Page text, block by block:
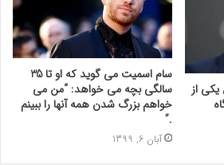
از
سام اسمیت می گوید که او تا 35
سالگی بچه می خواهد: “من می
خواهم بزرگ شدن همه آنها را ببینم
.”
آبان 6, 1399